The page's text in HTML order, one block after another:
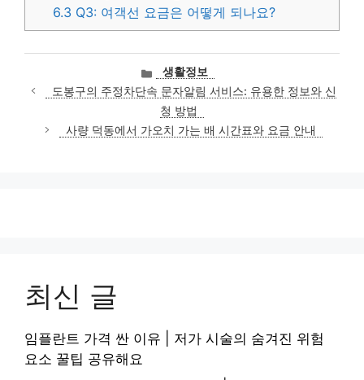
6.3 Q3: 여객선 요금은 어떻게 되나요?
카
테
고
리
생활정보
도봉구의 주정차단속 문자알림 서비스: 유용한 정보와 신
청 방법
사량 덕동에서 가오치 가는 배 시간표와 요금 안내
최신 글
임플란트 가격 싼 이유 | 저가 시술의 숨겨진 위험
요소 꿀팁 공유해요